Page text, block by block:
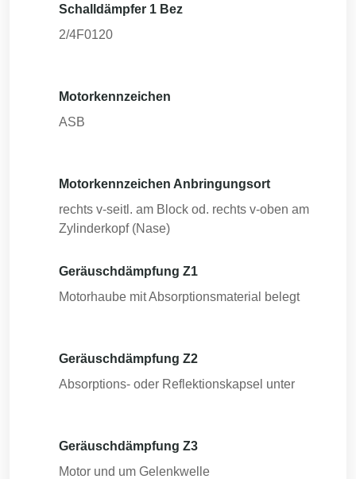
Schalldämpfer 1 Bez
2/4F0120
Motorkennzeichen
ASB
Motorkennzeichen Anbringungsort
rechts v-seitl. am Block od. rechts v-oben am
Zylinderkopf (Nase)
Geräuschdämpfung Z1
Motorhaube mit Absorptionsmaterial belegt
Geräuschdämpfung Z2
Absorptions- oder Reflektionskapsel unter
Geräuschdämpfung Z3
Motor und um Gelenkwelle